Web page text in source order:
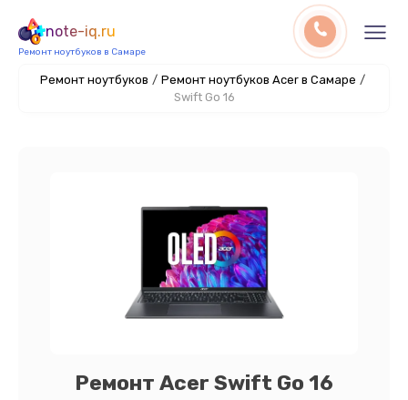
note-iq.ru
Ремонт ноутбуков в Самаре
Ремонт ноутбуков / Ремонт ноутбуков Acer в Самаре /
Swift Go 16
Ремонт Acer Swift Go 16